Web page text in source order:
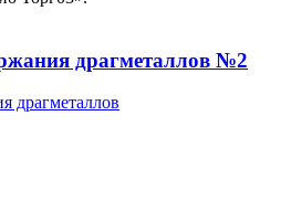
драгметаллов №2
драгметаллов